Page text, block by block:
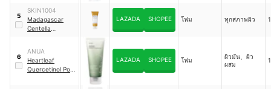
5
SKIN1004
Madagascar
Centella
LAZADA SHOPEE โฟม ทุกสภาพผิว
6
ANUA
Heartleaf
Quercetinol Pore
LAZADA SHOPEE โฟม
ผิวมัน、ผิว
ผสม